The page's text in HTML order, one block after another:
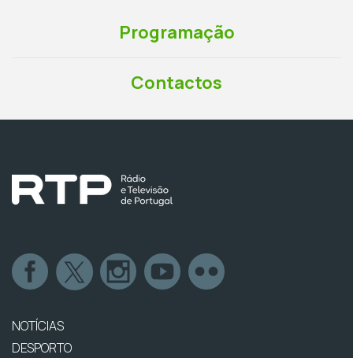
Programação
Contactos
NOTÍCIAS
DESPORTO